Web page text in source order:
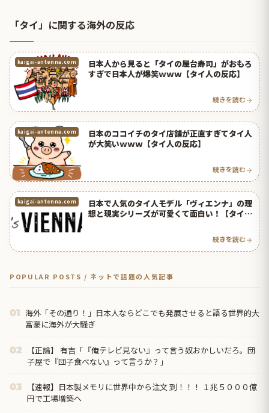
「タイ」に関する海外の反応
kaigai-antenna.com
日本人から見ると「タイの屋台寿司」がおもろ
すぎで日本人が爆笑ｗｗｗ【タイ人の反応】
続きを読む
kaigai-antenna.com
日本のココイチのタイ店舗が正直すぎてタイ人
が大笑いｗｗｗ【タイ人の反応】
続きを読む
kaigai-antenna.com
日本で人気のタイ人モデル「ヴィエンナ」の理
想と現実シリーズが可愛くて面白い！【タイ人
続きを読む
POPULAR POSTS / ネットで話題の人気記事
01 海外「その通り！」日本人ならどこでも発展させると語る世界的大
富豪に海外が大騒ぎ
02
【正論】 有吉「『俺テレビ見ない』って言う奴おかしいだろ。団
子屋で『団子食べない』って言うか？」
03
【速報】日本製メモリに世界中から注文 到！！！ １兆５０００億
円で工場増築へ